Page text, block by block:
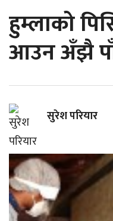
हुम्लाको
आउन अँझै
सुरेश परियार